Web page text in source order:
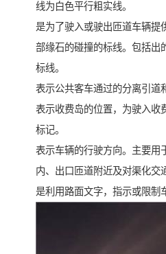
线为白色平行粗实线。
是为了驶入或驶出匝道车辆提
部缘石的碰撞的标线。包括出
标线。
表示公共客车通过的分离引道
表示收费岛的位置，为驶入收
标记。
表示车辆的行驶方向。主要用
内、出口匝道附近及对渠化交
是利用路面文字，指示或限制